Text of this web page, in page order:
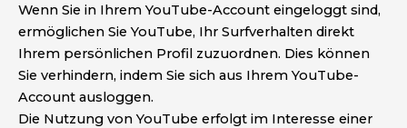
Wenn Sie in Ihrem YouTube-Account eingeloggt sind,
ermöglichen Sie YouTube, Ihr Surfverhalten direkt
Ihrem persönlichen Profil zuzuordnen. Dies können
Sie verhindern, indem Sie sich aus Ihrem YouTube-
Account ausloggen.
Die Nutzung von YouTube erfolgt im Interesse einer